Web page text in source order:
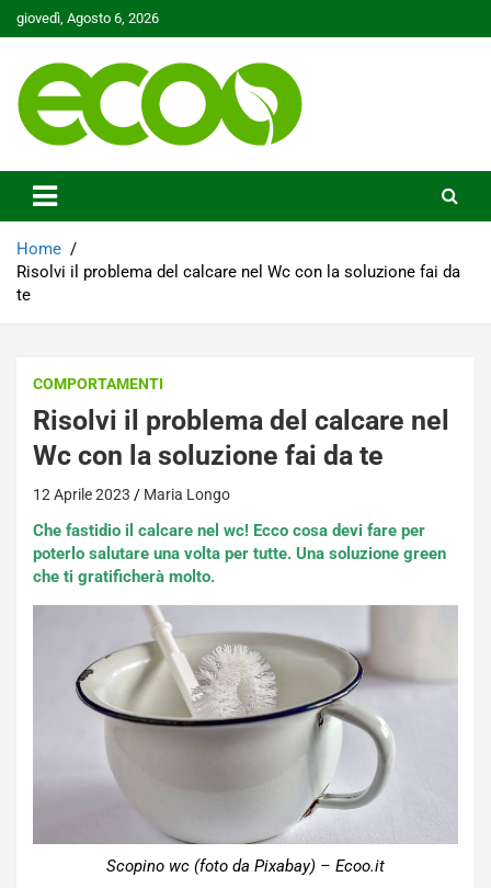
Skip
to
giovedì, Agosto 6, 2026
Ecoo.it
Home
Risolvi il problema del calcare nel Wc con la soluzione fai da
te
COMPORTAMENTI
Risolvi il problema del calcare nel
Wc con la soluzione fai da te
12 Aprile 2023 Maria Longo
Che fastidio il calcare nel wc! Ecco cosa devi fare per
poterlo salutare una volta per tutte. Una soluzione green
che ti gratificherà molto.
Scopino wc (foto da Pixabay) – Ecoo.it